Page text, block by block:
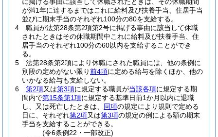
が満1年に達するまではこれに給料及び扶養手当、住居手当
並びに期末手当のそれぞれ100分の80を支給する。
4
職員が法第28条第2項第2号に掲げる事由に該当して休職
されたときはその休職期間中これに給料及び扶養手当、住
居手当のそれぞれ100分の60以内を支給することができ
る。
5
法第28条第2項により休職にされた職員には、他の条例に
別段の定めがない限り前4項に定める給与を除くほか、他の
いかなる給与も支給しない。
6
第2項又は第3項に規定する職員が当該各項に規定する期
間内で第15条第1項に規定する基準日前1か月以内に退職
し、又は死亡したときは、 同項の規定により規則で定める
日に、それぞれ第2項又は第3項の規定の例による額の期末
手当を支給することができる。
(令6条例22・一部改正)